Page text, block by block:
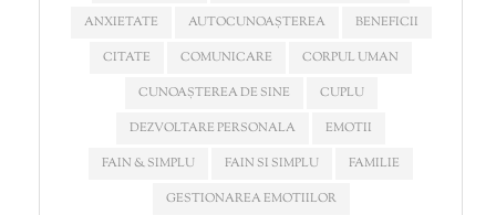
ANXIETATE
AUTOCUNOAȘTEREA
BENEFICII
CITATE
COMUNICARE
CORPUL UMAN
CUNOAȘTEREA DE SINE
CUPLU
DEZVOLTARE PERSONALA
EMOTII
FAIN & SIMPLU
FAIN SI SIMPLU
FAMILIE
GESTIONAREA EMOTIILOR